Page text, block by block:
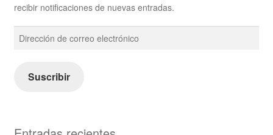
recibir notificaciones de nuevas entradas.
de
electrónico
Suscribir